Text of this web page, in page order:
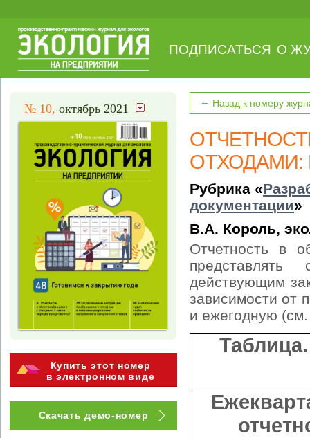
ПОДПИСАТЬСЯ О
№ 10, октябрь 2021
Купить этот номер
в электронном виде
Скачать демо-номер
← Назад к номеру
ОТХОДАМИ:
Рубрика «
документации»
В.А. Король,
Отчетность в
действующим
зависимости от
и ежегодную
Таблица.